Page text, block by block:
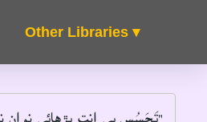
About FAQ's
Other Libraries ▾
"تَجَسُس بي انت پڙهائي نوان